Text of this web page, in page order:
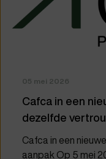
05 mei 2026
Cafca in een
dezelfde
Cafca in een
aanpak Op 5 mei